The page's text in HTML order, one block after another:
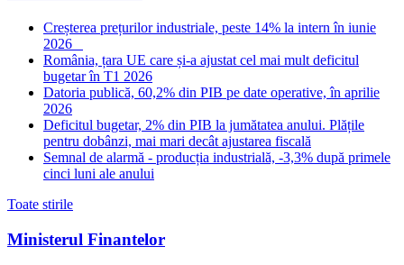
Creșterea prețurilor industriale, peste 14% la intern în iunie
2026
România, țara UE care și-a ajustat cel mai mult deficitul
bugetar în T1 2026
Datoria publică, 60,2% din PIB pe date operative, în aprilie
2026
Deficitul bugetar, 2% din PIB la jumătatea anului. Plățile
pentru dobânzi, mai mari decât ajustarea fiscală
Semnal de alarmă - producția industrială, -3,3% după primele
cinci luni ale anului
Toate stirile
Ministerul Finantelor